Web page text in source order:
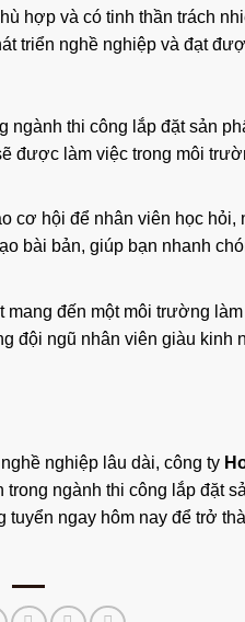
hợp và có tinh thần trách
triển nghề nghiệp và đạt
ngành thi công lắp đặt sản
được làm việc trong môi
cơ hội để nhân viên học hỏi,
bài bản, giúp bạn nhanh
mang đến một môi trường
đội ngũ nhân viên giàu kinh
nghiệp lâu dài, công ty
ngành thi công lắp đặt
ngay hôm nay để trở